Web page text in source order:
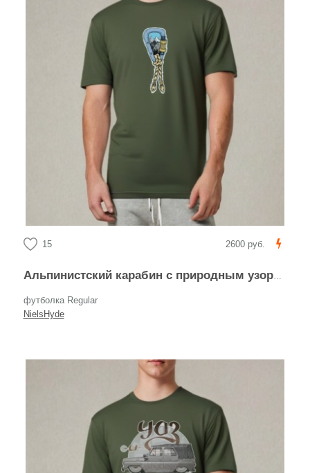
15 2600 руб.
Альпинистский карабин с природным узором
футболка Regular
NielsHyde